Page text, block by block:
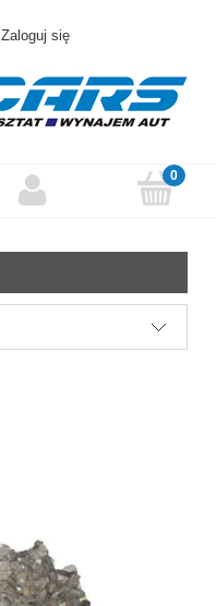
Zaloguj się